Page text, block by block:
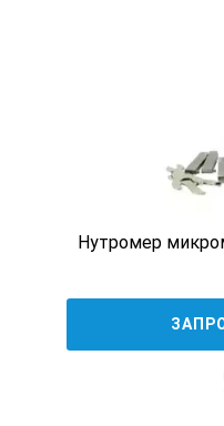
Нутромер